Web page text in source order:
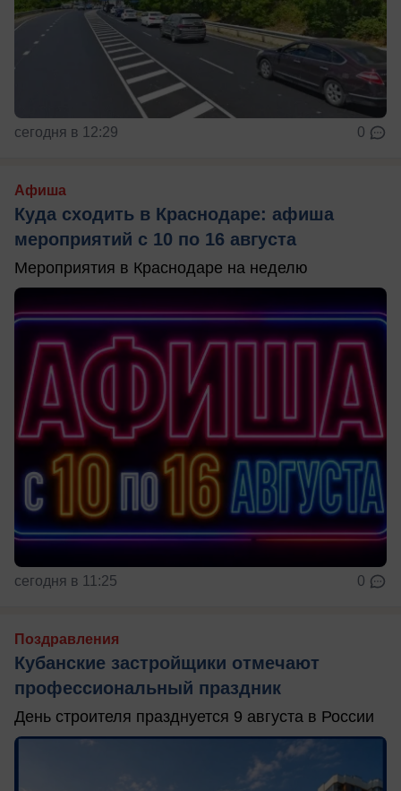
сегодня в 12:29 0
Афиша
Куда сходить в Краснодаре: афиша
мероприятий с 10 по 16 августа
Мероприятия в Краснодаре на неделю
сегодня в 11:25 0
Поздравления
Кубанские застройщики отмечают
профессиональный праздник
День строителя празднуется 9 августа в России